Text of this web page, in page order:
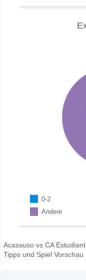
0-2
Andere
Acassuso vs CA
Tipps und Spiel Vorschau